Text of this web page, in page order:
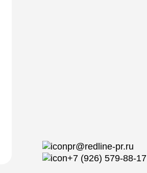
pr@redline-pr.ru
+7 (926) 579-88-17